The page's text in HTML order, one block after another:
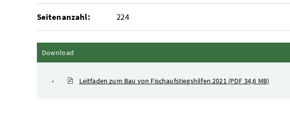
Seitenanzahl: 224
Download
Leitfaden zum Bau von Fischaufstiegshilfen 2021 (PDF 34,6 MB)